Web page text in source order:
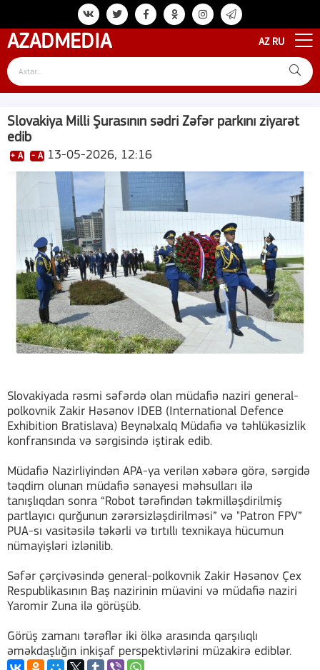
AZADMEDIA AZ RU
Slovakiya Milli Şurasının sədri Zəfər parkını ziyarət
edib
+ A - A 13-05-2026, 12:16
Slovakiyada rəsmi səfərdə olan müdafiə naziri general-
polkovnik Zakir Həsənov IDEB (International Defence
Exhibition Bratislava) Beynəlxalq Müdafiə və təhlükəsizlik
konfransında və sərgisində iştirak edib.
Müdafiə Nazirliyindən APA-ya verilən xəbərə görə, sərgidə
təqdim olunan müdafiə sənayesi məhsulları ilə
tanışlıqdan sonra “Robot tərəfindən təkmilləşdirilmiş
partlayıcı qurğunun zərərsizləşdirilməsi” və "Patron FPV”
PUA-sı vasitəsilə təkərli və tırtıllı texnikaya hücumun
nümayişləri izlənilib.
Səfər çərçivəsində general-polkovnik Zakir Həsənov Çex
Respublikasının Baş nazirinin müavini və müdafiə naziri
Yaromir Zuna ilə görüşüb.
Görüş zamanı tərəflər iki ölkə arasında qarşılıqlı
əməkdaşlığın inkişaf perspektivlərini müzakirə ediblər.